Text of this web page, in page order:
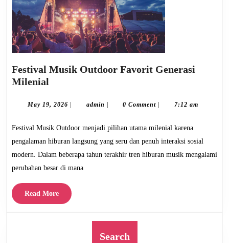
Festival Musik Outdoor Favorit Generasi
Milenial
Outdoor
Generasi
Milenial
May 19, 2026 May
admin admin 0 Comment 7:12 am
Festival Musik Outdoor menjadi pilihan utama milenial karena
pengalaman hiburan langsung yang seru dan penuh interaksi sosial
modern. Dalam beberapa tahun terakhir tren hiburan musik mengalami
perubahan besar di mana
Read MoreRead
More
Search